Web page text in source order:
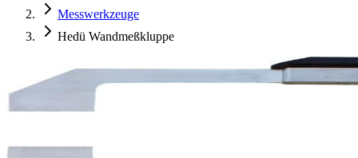
Messwerkzeuge
Hedü Wandmeßkluppe